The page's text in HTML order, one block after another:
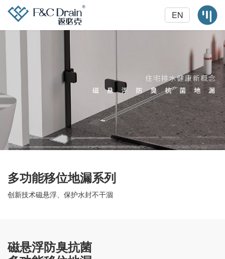
EN
多功能移位地漏系列
创新技术磁悬浮、保护水封不干涸
磁悬浮防臭抗菌